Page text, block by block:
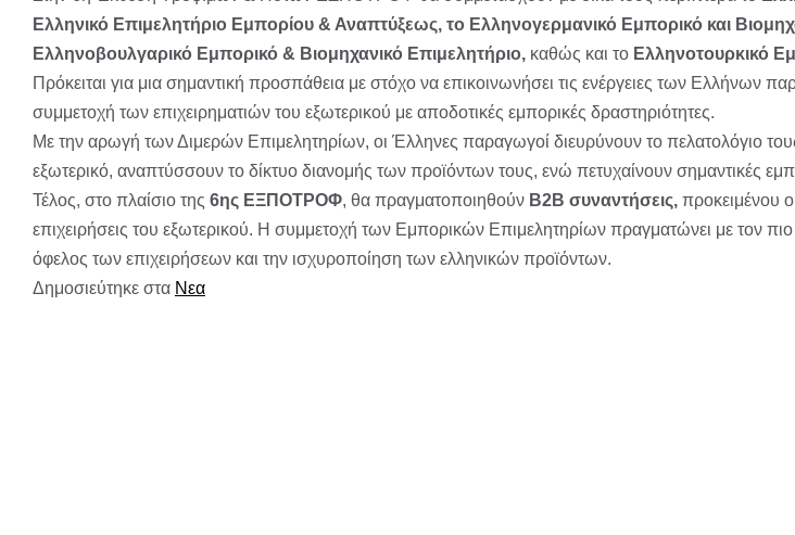
Ελληνικό Επιμελητήριο Εμπορίου & Αναπτύξεως, το Ελληνογερμανικό Εμπορικό και
Ελληνοβουλγαρικό Εμπορικό & Βιομηχανικό Επιμελητήριο, καθώς και το Ελληνοτουρκικό
Πρόκειται για μια σημαντική προσπάθεια με στόχο να επικοινωνήσει τις ενέργειες των Ελλήνων
συμμετοχή των επιχειρηματιών του εξωτερικού με αποδοτικές εμπορικές δραστηριότητες.
Με την αρωγή των Διμερών Επιμελητηρίων, οι Έλληνες παραγωγοί διευρύνουν το πελατολόγιο
εξωτερικό, αναπτύσσουν το δίκτυο διανομής των προϊόντων τους, ενώ πετυχαίνουν σημαντικές
Τέλος, στο πλαίσιο της 6ης ΕΞΠΟΤΡΟΦ, θα πραγματοποιηθούν Β2Β συναντήσεις, προκειμένου
επιχειρήσεις του εξωτερικού. Η συμμετοχή των Εμπορικών Επιμελητηρίων πραγματώνει με τον
όφελος των επιχειρήσεων και την ισχυροποίηση των ελληνικών προϊόντων.
Δημοσιεύτηκε στα Νεα